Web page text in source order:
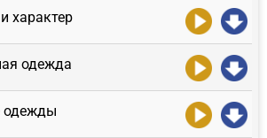
характер
одежда
одежды